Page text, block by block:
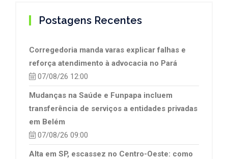
Postagens Recentes
Corregedoria manda varas explicar falhas e
reforça atendimento à advocacia no Pará
07/08/26 12:00
Mudanças na Saúde e Funpapa incluem
transferência de serviços a entidades privadas
em Belém
07/08/26 09:00
Alta em SP, escassez no Centro-Oeste: como